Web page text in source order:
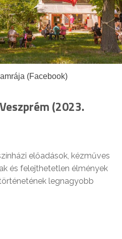
(Facebook)
(2023.
előadások, kézműves
és felejthetetlen élmények
legnagyobb